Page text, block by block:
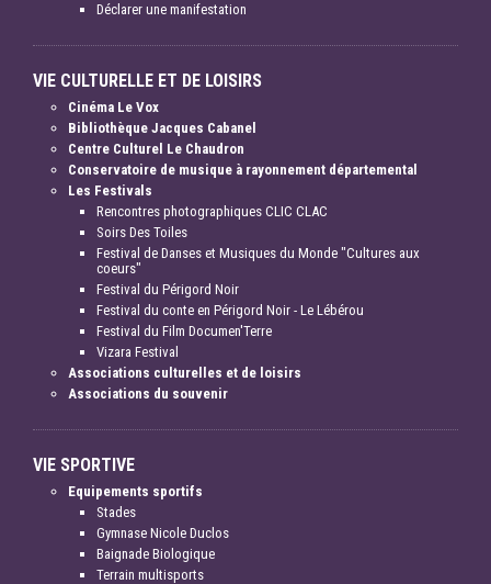
Déclarer une manifestation
VIE CULTURELLE ET DE LOISIRS
Cinéma Le Vox
Bibliothèque Jacques Cabanel
Centre Culturel Le Chaudron
Conservatoire de musique à rayonnement départemental
Les Festivals
Rencontres photographiques CLIC CLAC
Soirs Des Toiles
Festival de Danses et Musiques du Monde "Cultures aux
coeurs"
Festival du Périgord Noir
Festival du conte en Périgord Noir - Le Lébérou
Festival du Film Documen'Terre
Vizara Festival
Associations culturelles et de loisirs
Associations du souvenir
VIE SPORTIVE
Equipements sportifs
Stades
Gymnase Nicole Duclos
Baignade Biologique
Terrain multisports